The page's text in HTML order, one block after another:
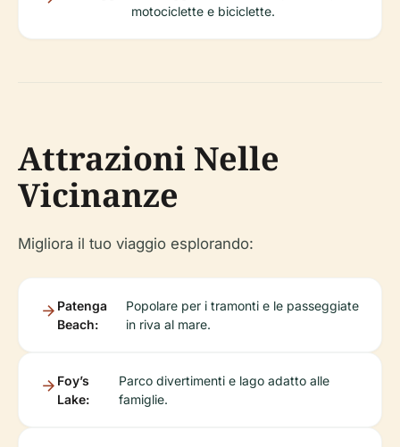
motociclette e biciclette.
Attrazioni Nelle
Vicinanze
Migliora il tuo viaggio esplorando:
Patenga
Beach:
Popolare per i tramonti e le passeggiate
in riva al mare.
Foy’s
Lake:
Parco divertimenti e lago adatto alle
famiglie.